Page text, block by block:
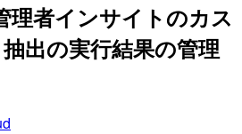
理者インサイトのカス
出の実行結果の管理